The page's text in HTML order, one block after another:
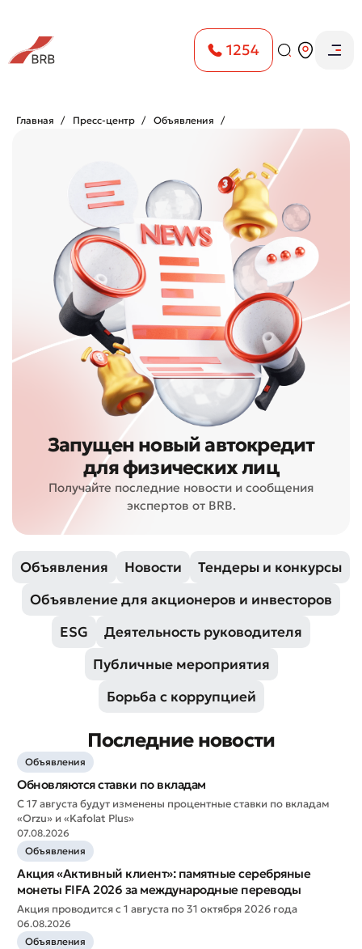
1254
Главная Пресс-центр
Объявления
Запущен новый автокредит
для физических лиц
Получайте последние новости и сообщения
экспертов от BRB.
Объявления Новости
Тендеры и конкурсы
Объявление для акционеров и инвесторов
ESG
Деятельность руководителя
Публичные мероприятия
Борьба с коррупцией
Последние новости
Объявления
Обновляются ставки по вкладам
С 17 августа будут изменены процентные ставки по вкладам
«Orzu» и «Kafolat Plus»
07.08.2026
Объявления
Акция «Активный клиент»: памятные серебряные
монеты FIFA 2026 за международные переводы
Акция проводится с 1 августа по 31 октября 2026 года
06.08.2026
Объявления